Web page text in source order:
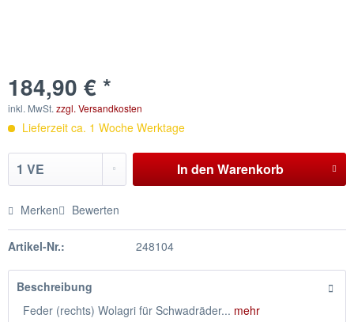
184,90 € *
inkl. MwSt. zzgl. Versandkosten
Lieferzeit ca. 1 Woche Werktage
In den Warenkorb
Merken Bewerten
Artikel-Nr.: 248104
Beschreibung
Feder (rechts) Wolagri für Schwadräder... mehr